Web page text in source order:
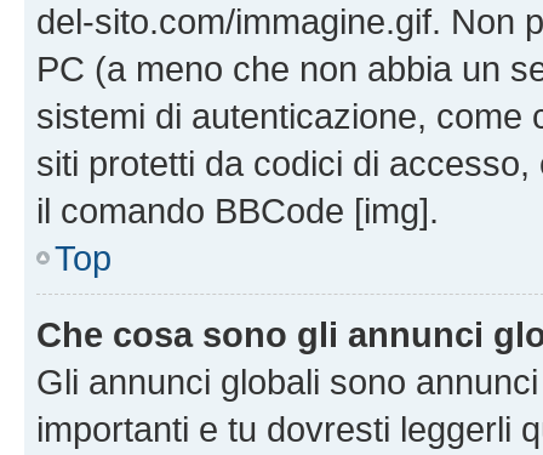
del-sito.com/immagine.gif. Non
PC (a meno che non abbia un
sistemi di autenticazione, come
siti protetti da codici di
il comando BBCode [img].
Top
Che cosa sono gli annunci
Gli annunci globali sono
importanti e tu dovresti leggerli